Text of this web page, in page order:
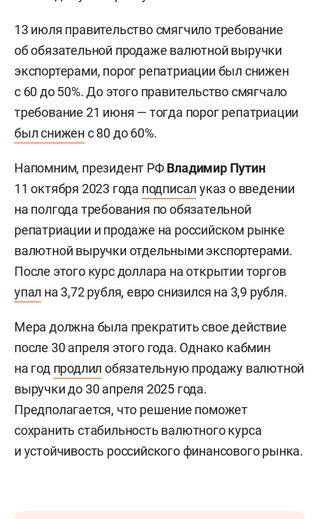
13 июля правительство смягчило требование
об обязательной продаже валютной выручки
экспортерами, порог репатриации был снижен
с 60 до 50%. До этого правительство смягчало
требование 21 июня — тогда порог репатриации
был снижен с 80 до 60%.
Напомним, президент РФВладимир Путин
11 октября 2023 года подписал указ о введении
на полгода требования по обязательной
репатриации и продаже на российском рынке
валютной выручки отдельными экспортерами.
После этого курс доллара на открытии торгов
упал на 3,72 рубля, евро снизился на 3,9 рубля.
Мера должна была прекратить свое действие
после 30 апреля этого года. Однако кабмин
на год продлил обязательную продажу валютной
выручки до 30 апреля 2025 года.
Предполагается, что решение поможет
сохранить стабильность валютного курса
и устойчивость российского финансового рынка.